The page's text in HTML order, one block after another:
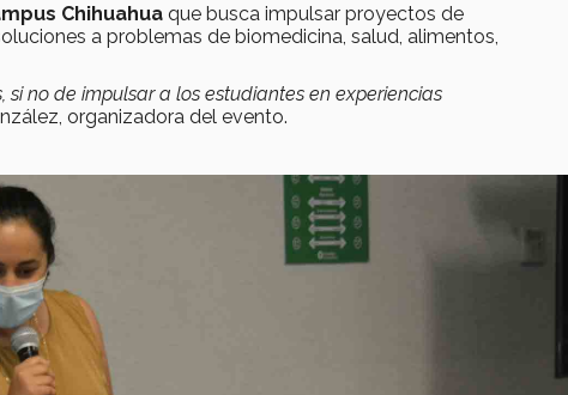
Chihuahua que busca impulsar proyectos de
a problemas de biomedicina, salud, alimentos,
no de impulsar a los estudiantes en experiencias
organizadora del evento.